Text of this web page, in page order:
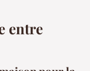
entre